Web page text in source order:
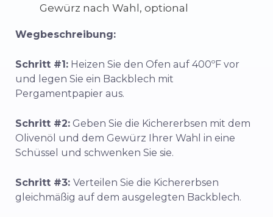
Gewürz nach Wahl, optional
Wegbeschreibung:
Schritt #1: Heizen Sie den Ofen auf 400ºF vor
und legen Sie ein Backblech mit
Pergamentpapier aus.
Schritt #2: Geben Sie die Kichererbsen mit dem
Olivenöl und dem Gewürz Ihrer Wahl in eine
Schüssel und schwenken Sie sie.
Schritt #3: Verteilen Sie die Kichererbsen
gleichmäßig auf dem ausgelegten Backblech.